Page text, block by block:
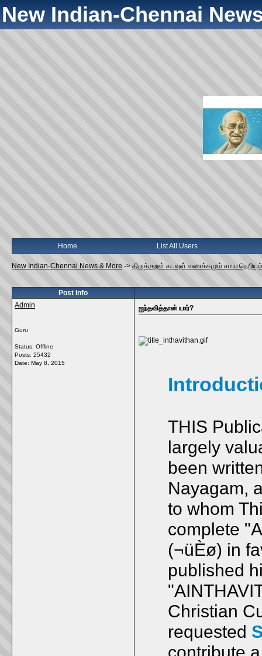
New Indian-Chennai
Home List All Users
New Indian-Chennai News & More -> திருக்குறள் கடவுள் வணக்கமும் சமய
Post Info
Admin
Guru
Status: Offline
Posts: 25432
Date: May 8, 2015
ஐந்தவித்தான் யார்?
THIS
largely
been
Nayagam,
to whom
complete
(¬üÈø) in
published
Christian
requested
contribute